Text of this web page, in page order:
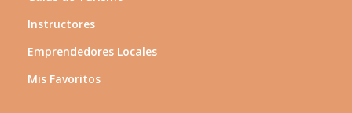
Instructores
Emprendedores Locales
Mis Favoritos